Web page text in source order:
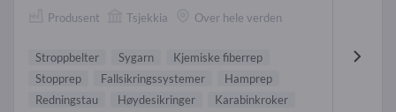
Produsent Tsjekkia Over hele verden
Stroppbelter Sygarn
Kjemiske fiberrep
Stopprep
Fallsikringssystemer
Hamprep
Redningstau
Høydesikringer
Karabinkroker